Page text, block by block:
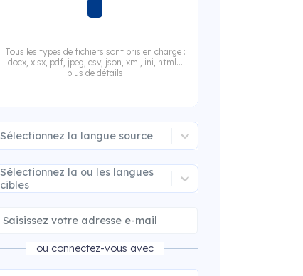
Tous les types de fichiers sont pris en charge :
docx, xlsx, pdf, jpeg, csv, json, xml, ini, html...
plus de détails
Sélectionnez la langue source
Sélectionnez la ou les langues
cibles
ou connectez-vous avec